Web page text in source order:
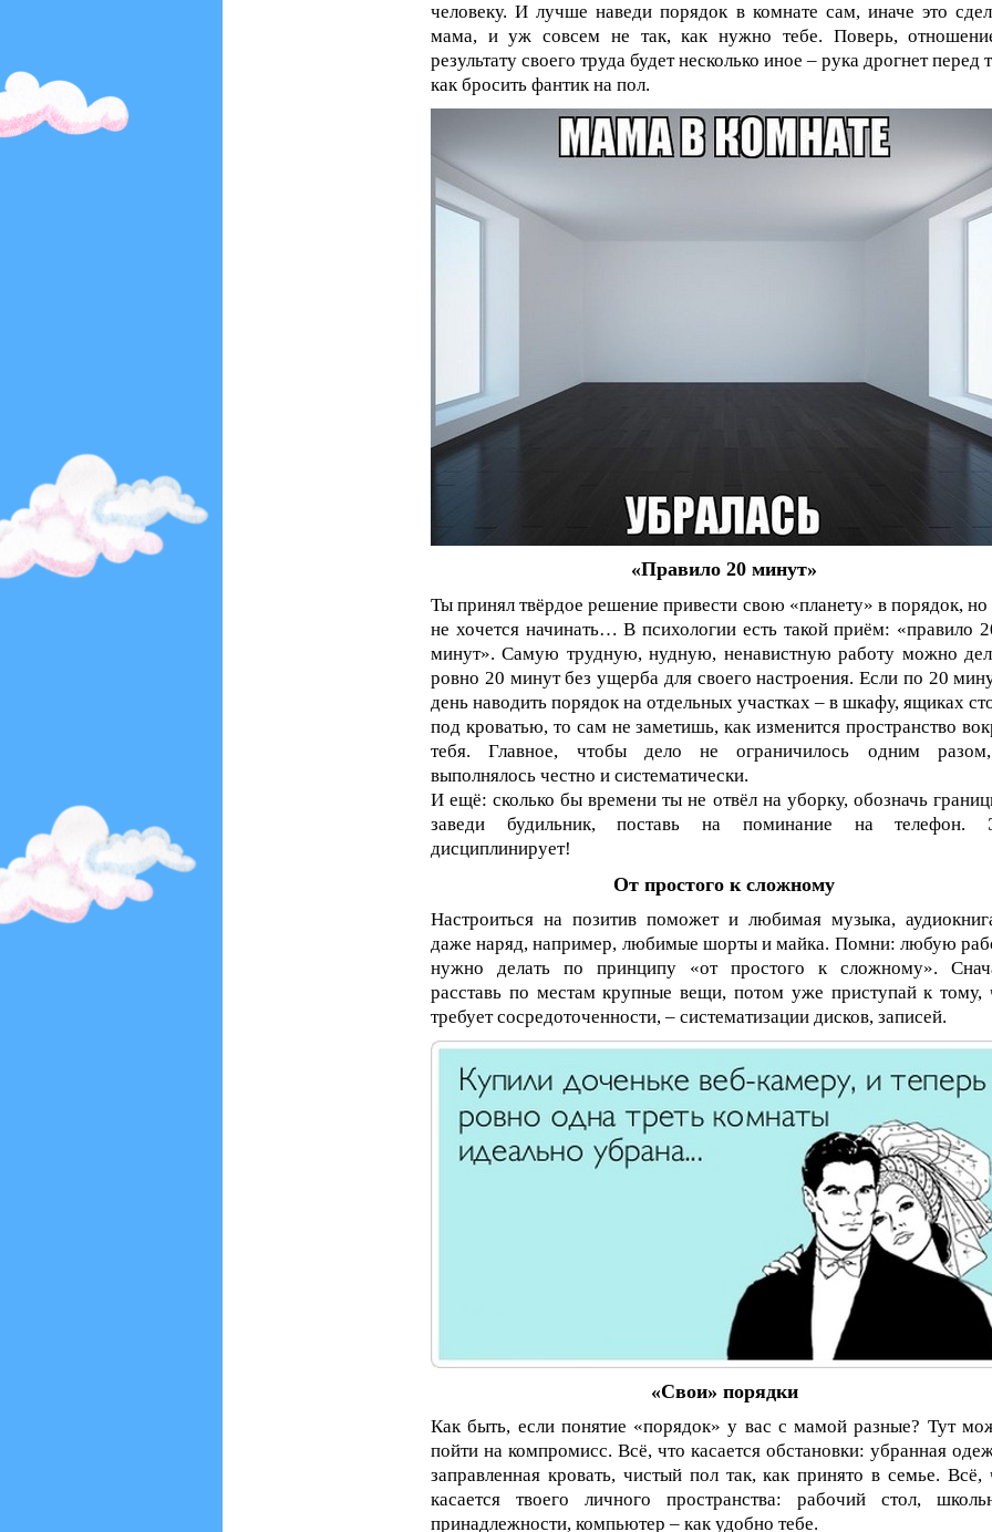
человеку. И лучше наведи порядок в комнате сам, иначе это
мама, и уж совсем не так, как нужно тебе. Поверь,
результату своего труда будет несколько иное – рука дрогнет перед
как бросить фантик на пол.
«Правило 20 минут»
Ты принял твёрдое решение привести свою «планету» в порядок, но
не хочется начинать… В психологии есть такой приём: «правило
минут». Самую трудную, нудную, ненавистную работу можно
ровно 20 минут без ущерба для своего настроения. Если по 20
день наводить порядок на отдельных участках – в шкафу, ящиках
под кроватью, то сам не заметишь, как изменится пространство
тебя. Главное, чтобы дело не ограничилось одним
выполнялось честно и систематически.
И ещё: сколько бы времени ты не отвёл на уборку, обозначь
заведи будильник, поставь на поминание на телефон.
дисциплинирует!
От простого к сложному
Настроиться на позитив поможет и любимая музыка,
даже наряд, например, любимые шорты и майка. Помни: любую
нужно делать по принципу «от простого к сложному».
расставь по местам крупные вещи, потом уже приступай к тому,
требует сосредоточенности, – систематизации дисков, записей.
«Свои» порядки
Как быть, если понятие «порядок» у вас с мамой разные? Тут
пойти на компромисс. Всё, что касается обстановки: убранная
заправленная кровать, чистый пол так, как принято в семье. Всё,
касается твоего личного пространства: рабочий стол,
принадлежности, компьютер – как удобно тебе.